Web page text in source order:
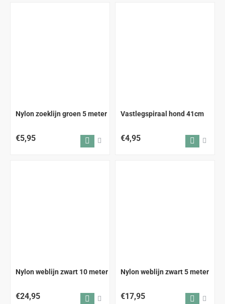
Nylon zoeklijn groen 5 meter
€5,95
Vastlegspiraal hond 41cm
€4,95
Nylon weblijn zwart 10 meter
€24,95
Nylon weblijn zwart 5 meter
€17,95